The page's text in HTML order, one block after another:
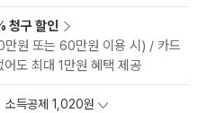
청구 할인
원 또는 60만원 이용 시) / 카드
도 최대 1만원 혜택 제공
소득공제 1,020원